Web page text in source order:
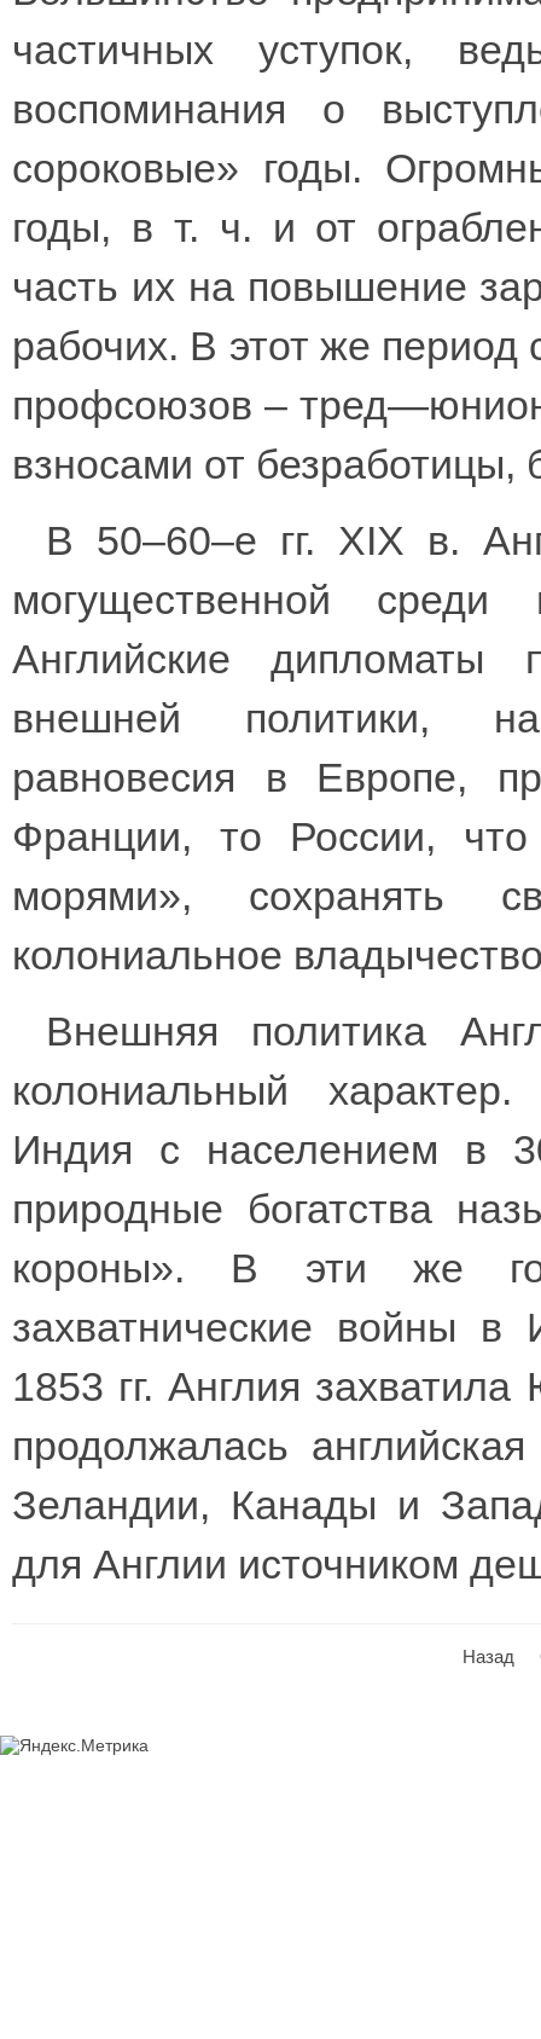
частичных уступок,
воспоминания о
сороковые» годы.
годы, в т. ч. и от
часть их на повышение
рабочих. В этот же
профсоюзов –
взносами от безработицы,
В 50–60–е гг. XIX в.
могущественной среди
Английские дипломаты
внешней политики,
равновесия в Европе,
Франции, то России, что
морями», сохранять
колониальное
Внешняя политика
колониальный
Индия с населением в
природные богатства
короны». В эти же
захватнические войны
1853 гг. Англия
продолжалась
Зеландии, Канады и
для Англии источником
Назад